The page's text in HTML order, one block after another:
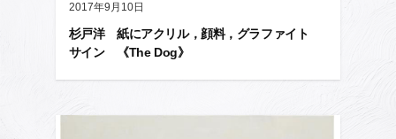
2017年9月10日
杉戸洋 紙にアクリル，顔料，グラファイト
サイン 《The Dog》